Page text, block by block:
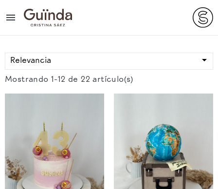

Relevancia 
Mostrando 1-12 de 22 artículo(s)